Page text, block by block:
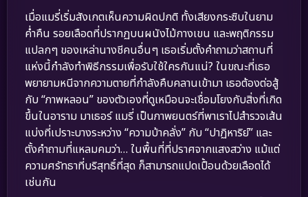
เมื่อแมรี่เริ่มสังเกตเห็นความผิดปกติ ทั้งเสียงกระซิบในยาม
ค่ำคืน รอยเลือดที่ปรากฏบนผนังไม้กางเขน และพฤติกรรม
แปลกๆ ของเหล่านางชีคนอื่นๆ เธอเริ่มตั้งคำถามว่าสถานที่
แห่งนี้กำลังทำพิธีกรรมเพื่อรับใช้ใครกันแน่? ในขณะที่เธอ
พยายามหนีจากความตายที่กำลังคืบคลานเข้ามา เธอต้องต่อสู้
กับ “ภาพหลอน” ของตัวเองที่ดูเหมือนจะเชื่อมโยงกับสิ่งที่เกิด
ขึ้นในอาราม มาเธอร์ แมรี่ เป็นภาพยนตร์ที่พาเราไปสำรวจเส้น
แบ่งที่เปราะบางระหว่าง “ความบ้าคลั่ง” กับ “ปาฏิหาริย์” และ
ตั้งคำถามที่แหลมคมว่า… ในพื้นที่ที่ปราศจากแสงสว่าง แม้แต่
ความศรัทธาที่บริสุทธิ์ที่สุด ก็สามารถแปดเปื้อนด้วยเลือดได้
เช่นกัน